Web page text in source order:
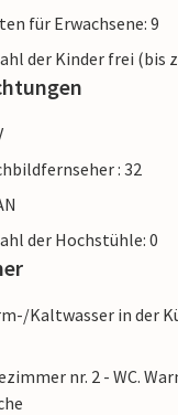
für Erwachsene: 9
der Kinder frei (bis
: 32
der Hochstühle: 0
Kaltwasser in der
nr. 2 - WC.